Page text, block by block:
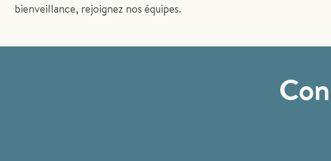
bienveillance, rejoignez nos équipes.